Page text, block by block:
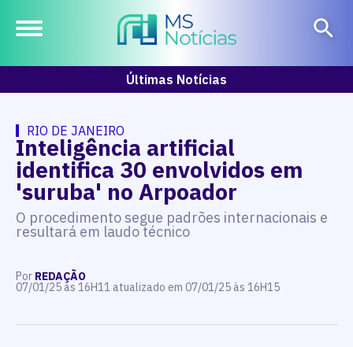
Últimas Notícias
RIO DE JANEIRO
Inteligência artificial
identifica 30 envolvidos em
'suruba' no Arpoador
O procedimento segue padrões internacionais e
resultará em laudo técnico
Por REDAÇÃO
07/01/25 às 16H11 atualizado em 07/01/25 às 16H15